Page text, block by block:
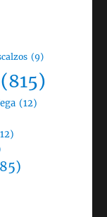
(9)
(815)
(12)